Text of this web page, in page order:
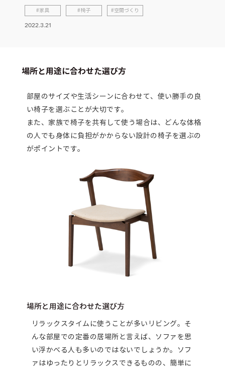
家具 椅子 空間づくり
2022.3.21
場所と用途に合わせた選び方
部屋のサイズや生活シーンに合わせて、使い勝手の良
い椅子を選ぶことが大切です。
また、家族で椅子を共有して使う場合は、どんな体格
の人でも身体に負担がかからない設計の椅子を選ぶの
がポイントです。
場所と用途に合わせた選び方
リラックスタイムに使うことが多いリビング。そ
んな部屋での定番の居場所と言えば、ソファを思
い浮かべる人も多いのではないでしょうか。ソフ
ァはゆったりとリラックスできるものの、簡単に